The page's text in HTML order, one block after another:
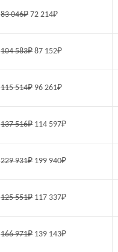
83 046₽ 72 214₽
104 583₽ 87 152₽
115 514₽ 96 261₽
137 516₽ 114 597₽
229 931₽ 199 940₽
125 551₽ 117 337₽
166 971₽ 139 143₽